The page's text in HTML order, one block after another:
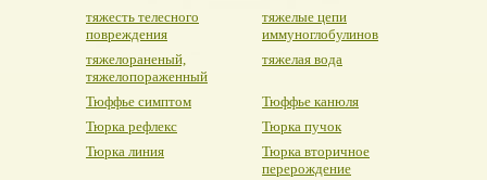
тяжесть телесного
повреждения
тяжелые цепи
иммуноглобулинов
тяжелораненый,
тяжелопораженный
тяжелая вода
Тюффье симптом
Тюффье канюля
Тюрка рефлекс
Тюрка пучок
Тюрка линия
Тюрка вторичное
перерождение